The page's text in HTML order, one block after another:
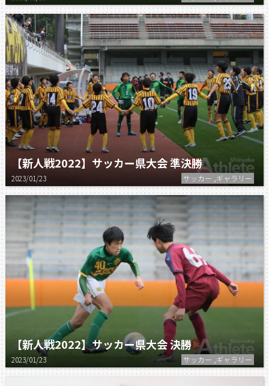
【新人戦2022】サッカー県大会 準決勝
2023/01/23 サッカー ,ギャラリー
【新人戦2022】サッカー県大会 決勝
2023/01/23 サッカー ,ギャラリー